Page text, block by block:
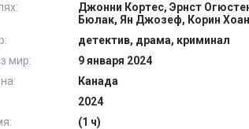
и вовсе отделался молчанием.
распутывает клубок
Джонни Кортес, Эрнст
Бюлак, Ян Джозеф, Корин
детектив, драма, криминал
мир:
9 января 2024
Канада
2024
(1 ч)